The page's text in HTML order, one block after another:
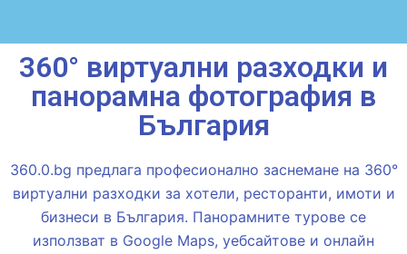
360° виртуални разходки и
панорамна фотография в
България
360.0.bg предлага професионално заснемане на 360°
виртуални разходки за хотели, ресторанти, имоти и
бизнеси в България. Панорамните турове се
използват в Google Maps, уебсайтове и онлайн